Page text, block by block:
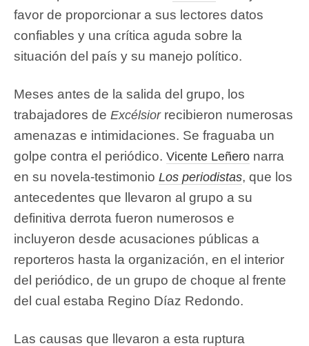
favor de proporcionar a sus lectores datos
confiables y una crítica aguda sobre la
situación del país y su manejo político.
Meses antes de la salida del grupo, los
trabajadores de Excélsiorrecibieron numerosas
amenazas e intimidaciones. Se fraguaba un
golpe contra el periódico. Vicente Leñero narra
en su novela-testimonio Los periodistas, que los
antecedentes que llevaron al grupo a su
definitiva derrota fueron numerosos e
incluyeron desde acusaciones públicas a
reporteros hasta la organización, en el interior
del periódico, de un grupo de choque al frente
del cual estaba Regino Díaz Redondo.
Las causas que llevaron a esta ruptura